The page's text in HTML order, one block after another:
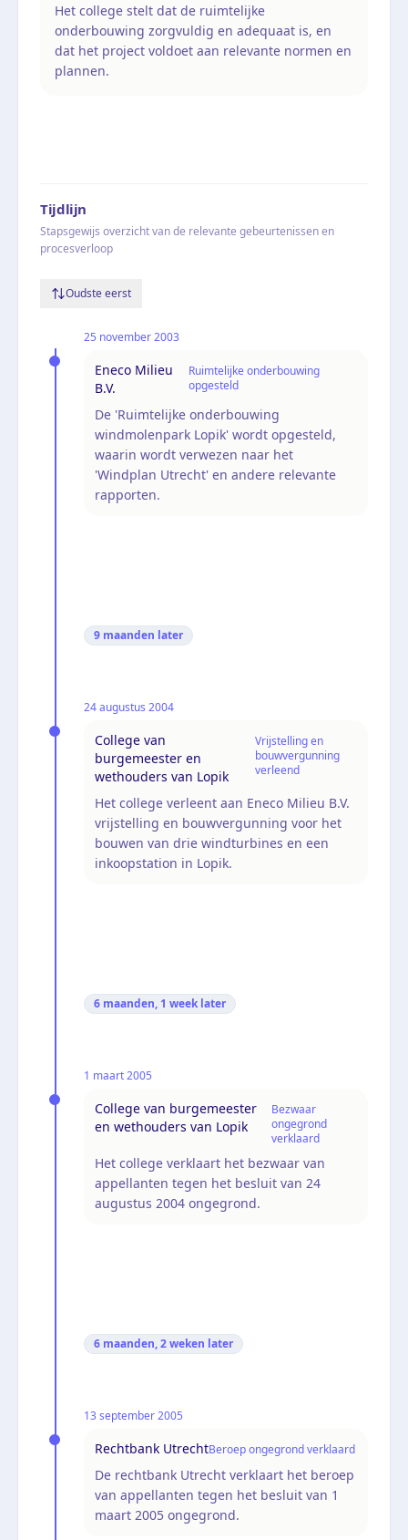
Het college stelt dat de ruimtelijke
onderbouwing zorgvuldig en adequaat is, en
dat het project voldoet aan relevante normen en
plannen.
Tijdlijn
Stapsgewijs overzicht van de relevante gebeurtenissen en
procesverloop
Oudste eerst
25 november 2003
Eneco Milieu
B.V.
Ruimtelijke onderbouwing
opgesteld
De 'Ruimtelijke onderbouwing
windmolenpark Lopik' wordt opgesteld,
waarin wordt verwezen naar het
'Windplan Utrecht' en andere relevante
rapporten.
9 maanden later
24 augustus 2004
College van
burgemeester en
wethouders van Lopik
Vrijstelling en
bouwvergunning
verleend
Het college verleent aan Eneco Milieu B.V.
vrijstelling en bouwvergunning voor het
bouwen van drie windturbines en een
inkoopstation in Lopik.
6 maanden, 1 week later
1 maart 2005
College van burgemeester
en wethouders van Lopik
Bezwaar
ongegrond
verklaard
Het college verklaart het bezwaar van
appellanten tegen het besluit van 24
augustus 2004 ongegrond.
6 maanden, 2 weken later
13 september 2005
Rechtbank UtrechtBeroep ongegrond verklaard
De rechtbank Utrecht verklaart het beroep
van appellanten tegen het besluit van 1
maart 2005 ongegrond.